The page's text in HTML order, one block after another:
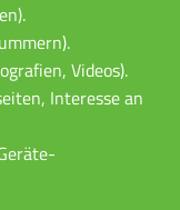
Videos).
Interesse an